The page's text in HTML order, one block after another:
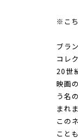
※こ
ブラ
コレ
20世
映画
う名
まれ
この
こと